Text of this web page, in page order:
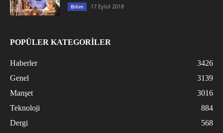
Bilim 17 Eylül 2018
POPÜLER KATEGORİLER
Haberler
3426
Genel
3139
Manşet
3016
Teknoloji
884
Dergi
568